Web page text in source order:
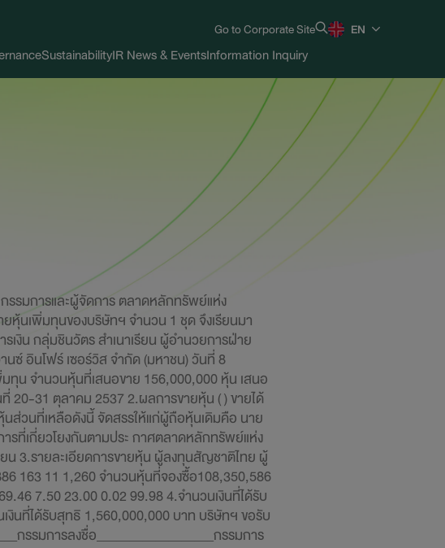
Go to Corporate Site EN
SustainabilityIR News & EventsInformation Inquiry
รรมการและผู้จัดการ ตลาดหลักทรัพย์แห่ง
หุ้นเพิ่มทุนของบริษัทฯ จำนวน 1 ชุด จึงเรียนมา
งิน กลุ่มชินวัตร สำเนาเรียน ผู้อำนวยการฝ่าย
ซ์ อินโฟร์ เซอร์วิส จำกัด (มหาชน) วันที่ 8
น จำนวนหุ้นที่เสนอขาย 156,000,000 หุ้น เสนอ
20-31 ตุลาคม 2537 2.ผลการขายหุ้น ( ) ขายได้
ส่วนที่เหลือดังนี้ จัดสรรให้แก่ผู้ถือหุ้นเดิมคือ นาย
รที่เกี่ยวโยงกันตามประ กาศตลาดหลักทรัพย์แห่ง
ยน 3.รายละเอียดการขายหุ้น ผู้ลงทุนสัญชาติไทย ผู้
163 11 1,260 จำนวนหุ้นที่จองซื้อ108,350,586
7.50 23.00 0.02 99.98 4.จำนวนเงินที่ได้รับ
งินที่ได้รับสุทธิ 1,560,000,000 บาท บริษัทฯ ขอรับ
กรรมการลงชื่อ__________________กรรมการ